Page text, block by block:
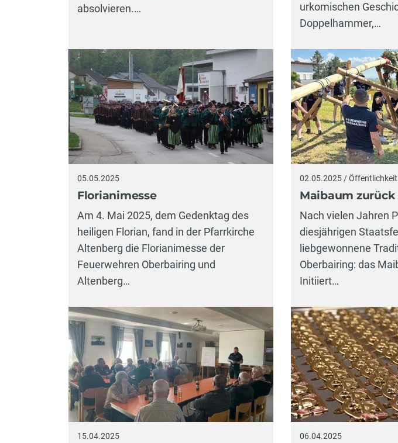
absolvieren.…
urkomischen
Doppelhammer,…
05.05.2025
Florianimesse
Am 4. Mai 2025, dem Gedenktag des
heiligen Florian, fand in der Pfarrkirche
Altenberg die Florianimesse der
Feuerwehren Oberbairing und
Altenberg…
02.05.2025 /
Maibaum
Nach vielen Jahren
diesjährigen
liebgewonnene
Oberbairing: das
Initiiert…
15.04.2025 06.04.2025